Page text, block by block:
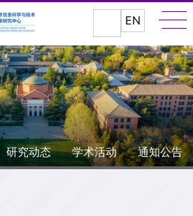
EN
研究动态 学术活动 通知公告